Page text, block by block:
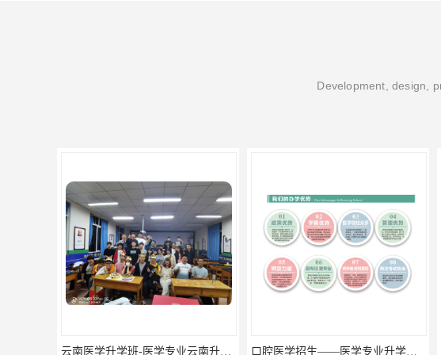
Development, design,
云南医学升学班-医学专业云南升学优势 口腔医学招生——医学专业升学现状